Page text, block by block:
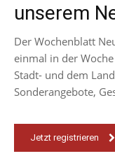
unserem
Der Wochenblatt
einmal in der
Stadt- und dem
Sonderangebote,
Jetzt registrieren